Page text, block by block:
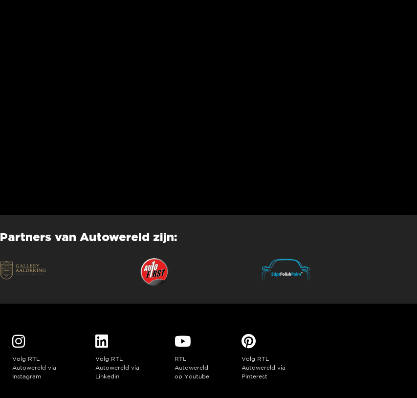
Partners van Autowereld zijn:
Volg RTL
Autowereld via
Instagram
Volg RTL
Autowereld via
Linkedin
RTL
Autowereld
op Youtube
Volg RTL
Autowereld via
Pinterest